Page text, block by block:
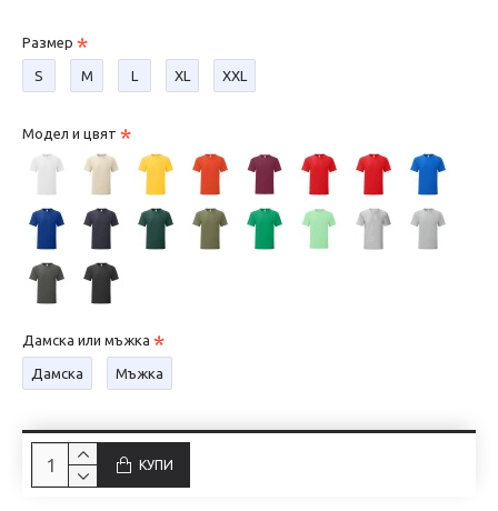
Размер
S М L XL XXL
Модел и цвят
Дамска или мъжка
Дамска Мъжка
КУПИ